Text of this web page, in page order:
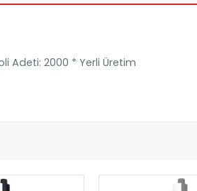
Adeti: 2000 * Yerli Üretim